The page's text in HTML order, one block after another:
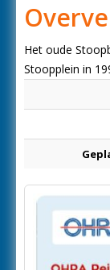
Het oude
Stoopplein in